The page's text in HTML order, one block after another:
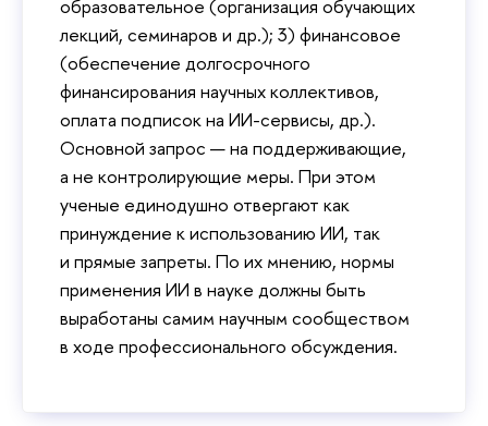
образовательное (организация обучающих
лекций, семинаров и др.); 3) финансовое
(обеспечение долгосрочного
финансирования научных коллективов,
оплата подписок на ИИ-сервисы, др.).
Основной запрос — на поддерживающие,
а не контролирующие меры. При этом
ученые единодушно отвергают как
принуждение к использованию ИИ, так
и прямые запреты. По их мнению, нормы
применения ИИ в науке должны быть
выработаны самим научным сообществом
в ходе профессионального обсуждения.